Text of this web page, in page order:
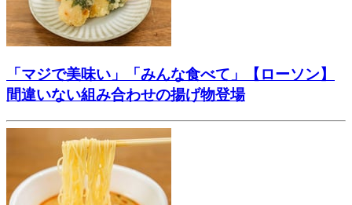
「マジで美味い」「みんな食べて」【ローソン】
間違いない組み合わせの揚げ物登場